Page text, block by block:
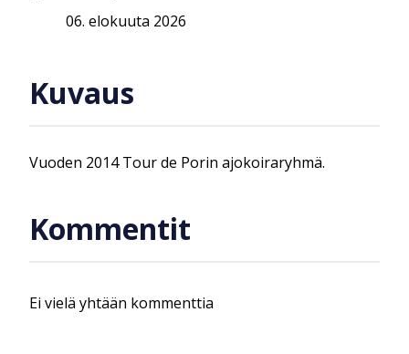
06. elokuuta 2026
Kuvaus
Vuoden 2014 Tour de Porin ajokoiraryhmä.
Kommentit
Ei vielä yhtään kommenttia